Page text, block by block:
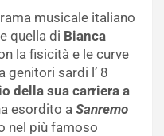
musicale italiano
quella di Bianca
la fisicità e le curve
genitori sardi l’ 8
della sua carriera a
esordito a Sanremo
nel più famoso